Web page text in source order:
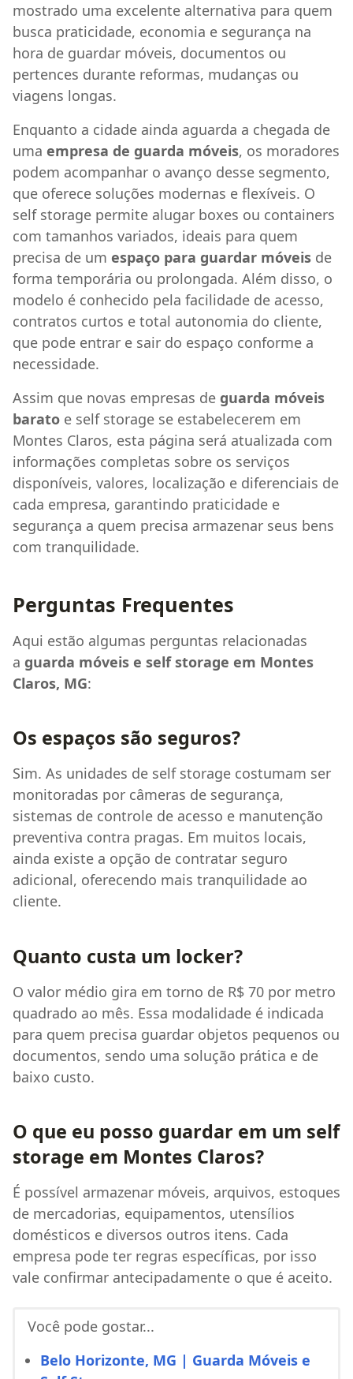
mostrado uma excelente alternativa para quem
busca praticidade, economia e segurança na
hora de guardar móveis, documentos ou
pertences durante reformas, mudanças ou
viagens longas.
Enquanto a cidade ainda aguarda a chegada de
uma empresa de guarda móveis, os moradores
podem acompanhar o avanço desse segmento,
que oferece soluções modernas e flexíveis. O
self storage permite alugar boxes ou containers
com tamanhos variados, ideais para quem
precisa de um espaço para guardar móveis de
forma temporária ou prolongada. Além disso, o
modelo é conhecido pela facilidade de acesso,
contratos curtos e total autonomia do cliente,
que pode entrar e sair do espaço conforme a
necessidade.
Assim que novas empresas de guarda móveis
barato e self storage se estabelecerem em
Montes Claros, esta página será atualizada com
informações completas sobre os serviços
disponíveis, valores, localização e diferenciais de
cada empresa, garantindo praticidade e
segurança a quem precisa armazenar seus bens
com tranquilidade.
Perguntas Frequentes
Aqui estão algumas perguntas relacionadas
a guarda móveis e self storage em Montes
Claros, MG:
Os espaços são seguros?
Sim. As unidades de self storage costumam ser
monitoradas por câmeras de segurança,
sistemas de controle de acesso e manutenção
preventiva contra pragas. Em muitos locais,
ainda existe a opção de contratar seguro
adicional, oferecendo mais tranquilidade ao
cliente.
Quanto custa um locker?
O valor médio gira em torno de R$ 70 por metro
quadrado ao mês. Essa modalidade é indicada
para quem precisa guardar objetos pequenos ou
documentos, sendo uma solução prática e de
baixo custo.
O que eu posso guardar em um self
storage em Montes Claros?
É possível armazenar móveis, arquivos, estoques
de mercadorias, equipamentos, utensílios
domésticos e diversos outros itens. Cada
empresa pode ter regras específicas, por isso
vale confirmar antecipadamente o que é aceito.
Você pode gostar...
Belo Horizonte, MG | Guarda Móveis e